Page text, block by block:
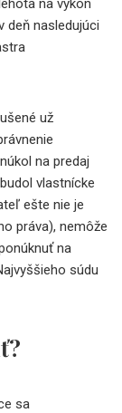
na výkon
deň nasledujúci
už
na predaj
vlastnícke
ešte nie je
práva), nemôže
na
súdu
sa